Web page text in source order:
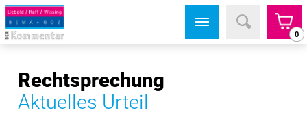
0
Rechtsprechung
Aktuelles Urteil